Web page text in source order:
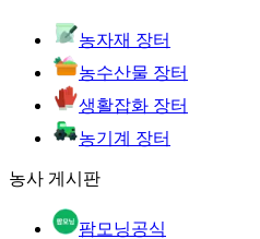
농자재 장터
농수산물 장터
생활잡화 장터
농기계 장터
농사 게시판
팜모닝공식